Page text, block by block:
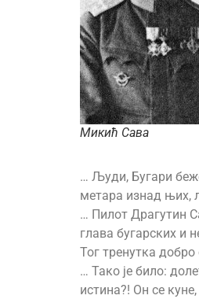
Микић Сава
… Људи, Бугари
метара изнад њих,
… Пилот Драгутин
глава бугарских и
Тог тренутка
… Тако је било:
истина?! Он се